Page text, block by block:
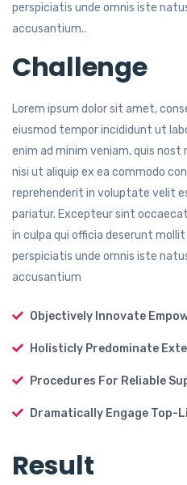
perspiciatis unde omnis iste
accusantium..
Challenge
Lorem ipsum dolor sit amet,
eiusmod tempor incididunt ut
enim ad minim veniam, quis
nisi ut aliquip ex ea commodo
reprehenderit in voluptate velit
pariatur. Excepteur sint
in culpa qui officia deserunt
perspiciatis unde omnis iste
accusantium
Objectively Innovate
Holisticly Predominate
Procedures For Reliable
Dramatically Engage Top-
Result